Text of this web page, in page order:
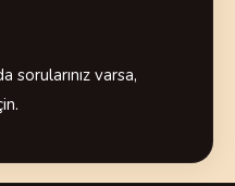
sorularınız varsa,